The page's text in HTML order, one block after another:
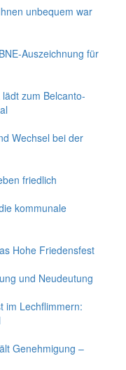
unbequem war
Auszeichnung für
zum Belcanto-
Wechsel bei der
friedlich
kommunale
Hohe Friedensfest
und Neudeutung
im Lech­flim­mern:
Genehmigung –